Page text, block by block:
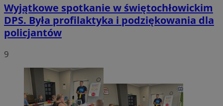
Wyjątkowe spotkanie w świętochłowickim
DPS. Była profilaktyka i podziękowania dla
policjantów
9